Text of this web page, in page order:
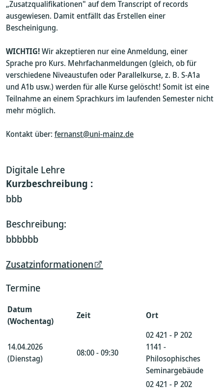
„Zusatzqualifikationen" auf dem Transcript of records
ausgewiesen. Damit entfällt das Erstellen einer
Bescheinigung.
WICHTIG!Wir akzeptieren nur eine Anmeldung, einer
Sprache pro Kurs. Mehrfachanmeldungen (gleich, ob für
verschiedene Niveaustufen oder Parallelkurse, z. B. S-A1a
und A1b usw.) werden für alle Kurse gelöscht! Somit ist eine
Teilnahme an einem Sprachkurs im laufenden Semester nicht
mehr möglich.
Kontakt über: fernanst@uni-mainz.de
Digitale Lehre
Kurzbeschreibung :
bbb
Beschreibung:
bbbbbb
Zusatzinformationen
Termine
Datum
(Wochentag)
Zeit Ort
14.04.2026
(Dienstag)
08:00 - 09:30
02 421 - P 202
1141 -
Philosophisches
Seminargebäude
02 421 - P 202